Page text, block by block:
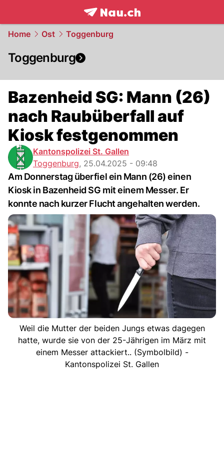
frontpage.NAU.ch
Home Ost Toggenburg
Toggenburg
Bazenheid SG: Mann (26)
nach Raubüberfall auf
Kiosk festgenommen
Kantonspolizei St. Gallen
Toggenburg, 25.04.2025 - 09:48
Am Donnerstag überfiel ein Mann (26) einen
Kiosk in Bazenheid SG mit einem Messer. Er
konnte nach kurzer Flucht angehalten werden.
Weil die Mutter der beiden Jungs etwas dagegen
hatte, wurde sie von der 25-Jährigen im März mit
einem Messer attackiert.. (Symbolbild) -
Kantonspolizei St. Gallen